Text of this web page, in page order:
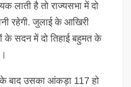
लाती है तो राज्यसभा में दो
रहेगी. जुलाई के आखिरी
के सदन में दो तिहाई बहुमत के
के बाद उसका आंकड़ा 117 हो